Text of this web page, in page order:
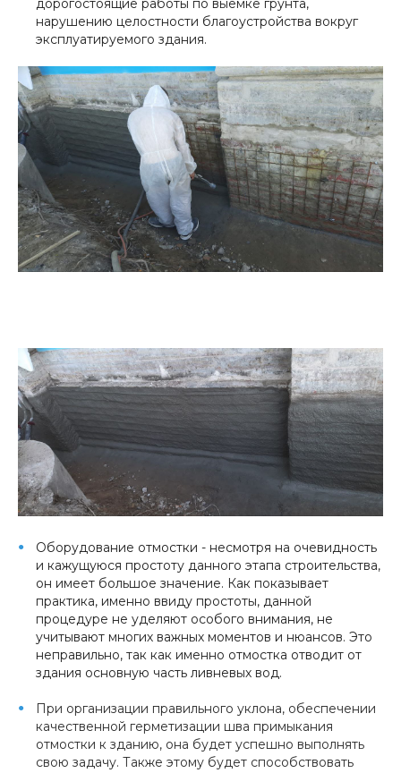
дорогостоящие работы по выемке грунта,
нарушению целостности благоустройства вокруг
эксплуатируемого здания.
Оборудование отмостки - несмотря на очевидность
и кажущуюся простоту данного этапа строительства,
он имеет большое значение. Как показывает
практика, именно ввиду простоты, данной
процедуре не уделяют особого внимания, не
учитывают многих важных моментов и нюансов. Это
неправильно, так как именно отмостка отводит от
здания основную часть ливневых вод.
При организации правильного уклона, обеспечении
качественной герметизации шва примыкания
отмостки к зданию, она будет успешно выполнять
свою задачу. Также этому будет способствовать